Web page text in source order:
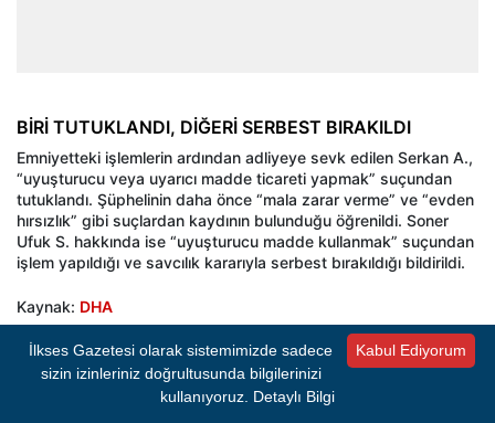
BİRİ TUTUKLANDI, DİĞERİ SERBEST BIRAKILDI
Emniyetteki işlemlerin ardından adliyeye sevk edilen Serkan A.,
“uyuşturucu veya uyarıcı madde ticareti yapmak” suçundan
tutuklandı. Şüphelinin daha önce “mala zarar verme” ve “evden
hırsızlık” gibi suçlardan kaydının bulunduğu öğrenildi. Soner
Ufuk S. hakkında ise “uyuşturucu madde kullanmak” suçundan
işlem yapıldığı ve savcılık kararıyla serbest bırakıldığı bildirildi.
Kaynak: DHA
İlkses Gazetesi'nden sıcak gelişmeleri anında
öğrenmek için Google Haberler'de bizi takip edin!
Kabul Ediyorum
İlkses Gazetesi olarak sistemimizde sadece
sizin izinleriniz doğrultusunda bilgilerinizi
kullanıyoruz. Detaylı Bilgi